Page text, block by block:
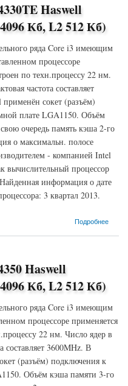
Haswell
Кб, L2 512 Кб)
ряда Core i3 имеющим
процессоре
по техн.процессу 22 нм.
частота составляет
сокет (разъём)
плате LGA1150. Объём
очередь память кэша 2-го
о максимальн. полосе
- компанией Intel
вычислительный процессор
информация о дате
3 квартал 2013.
Подробнее
LGA1150, L3 4096 Кб, L2 512 Кб)
Haswell
Кб, L2 512 Кб)
ряда Core i3 имеющим
процессоре применяется
22 нм. Число ядер в
составляет 3600MHz. В
(разъём) подключения к
Объём кэша памяти 3-го